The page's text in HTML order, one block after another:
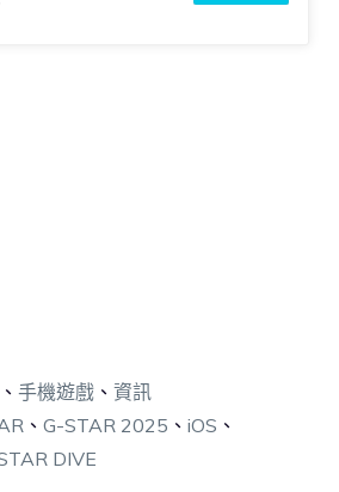
手機遊戲、 資訊
、 G-STAR 2025 、 iOS 、
DIVE